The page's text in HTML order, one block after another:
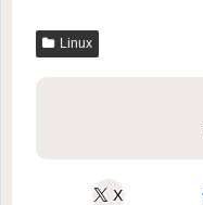
Linux
X